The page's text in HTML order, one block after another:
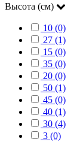
Высота (см)
10 (0)
27 (1)
15 (0)
35 (0)
20 (0)
50 (1)
45 (0)
40 (1)
30 (4)
3 (0)